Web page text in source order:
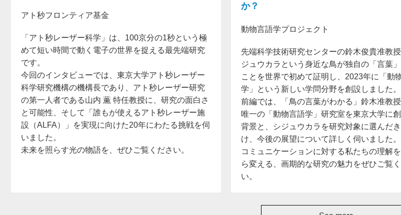
アト秒フロンティア基金
「アト秒レーザー科学」は、100京分の1秒という極
めて短い時間で動く電子の世界を捉える最先端研究
です。
今回のインタビューでは、東京大学アト秒レーザー
科学研究機構の機構長であり、アト秒レーザー研究
の第一人者である山内 薫 特任教授に、研究の面白さ
と可能性、そして「誰もが使えるアト秒レーザー施
設（ALFA）」を実現に向けた20年にわたる挑戦を伺
いました。
未来を照らす光の物語を、ぜひご覧ください。
か？
動物言語学プロジェクト
先端科学技術研究センターの鈴木俊貴准教
ジュウカラという身近な鳥が独自の「言葉
ことを世界で初めて証明し、2023年に「動
学」という新しい学問分野を創設しました。
前編では、「鳥の言葉がわかる」鈴木准教
唯一の「動物言語学」研究室を東京大学に
背景と、シジュウカラを研究対象に選んだ
け、今後の展望について詳しく伺いました
コミュニケーションに対する私たちの理解
ら変える、画期的な研究の魅力をぜひご覧
い。